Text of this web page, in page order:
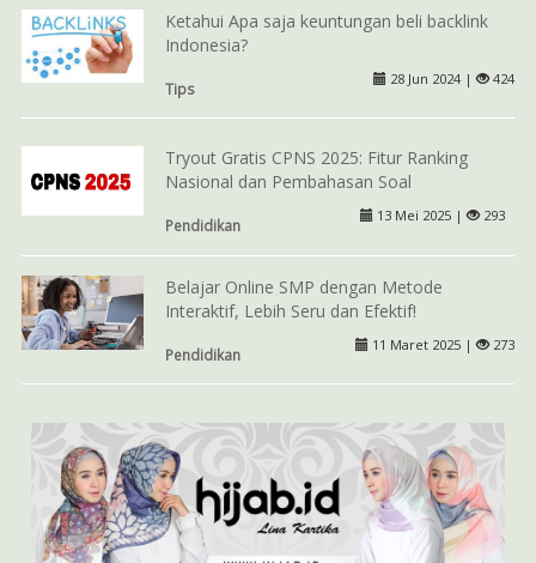
Ketahui Apa saja keuntungan beli backlink
Indonesia?
Tips
28 Jun 2024 | 424
Tryout Gratis CPNS 2025: Fitur Ranking
Nasional dan Pembahasan Soal
Pendidikan
13 Mei 2025 | 293
Belajar Online SMP dengan Metode
Interaktif, Lebih Seru dan Efektif!
Pendidikan
11 Maret 2025 | 273